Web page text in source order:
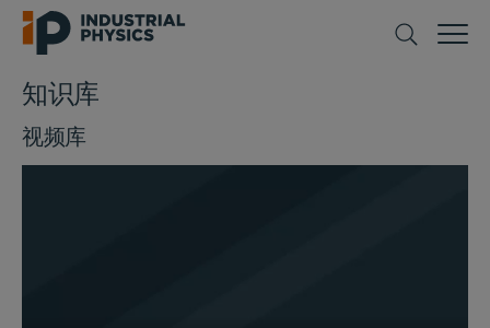
知识库
视频库